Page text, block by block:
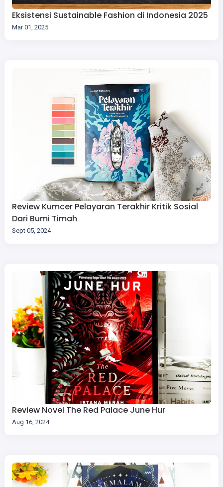
Eksistensi Sustainable Fashion di Indonesia 2025
Mar 01, 2025
Review Kumcer Pelayaran Terakhir Kritik Sosial
Dari Bumi Timah
Sept 05, 2024
Review Novel The Red Palace June Hur
Aug 16, 2024